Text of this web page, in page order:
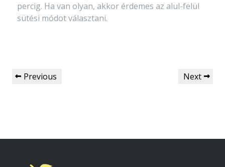
percig. Ha van olyan, akkor érdemes az alul-felül
sütési módot választani.
Previous Next